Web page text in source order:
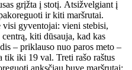
grįžta į stotį. Atsižvelgiant į
ir kiti maršrutai.
gyventojai: vieni stebisi,
kiti dūsauja, kad kas
– priklauso nuo paros meto –
tik iki 19 val. Treti rašo raštus
anksčiau buvę maršrutai: